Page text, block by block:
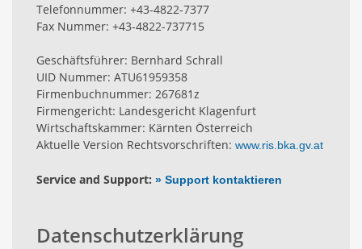
Telefonnummer: +43-4822-7377
Fax Nummer: +43-4822-737715
Geschäftsführer: Bernhard Schrall
UID Nummer: ATU61959358
Firmenbuchnummer: 267681z
Firmengericht: Landesgericht Klagenfurt
Wirtschaftskammer: Kärnten Österreich
Aktuelle Version Rechtsvorschriften: www.ris.bka.gv.at
Service and Support: » Support kontaktieren
Datenschutzerklärung